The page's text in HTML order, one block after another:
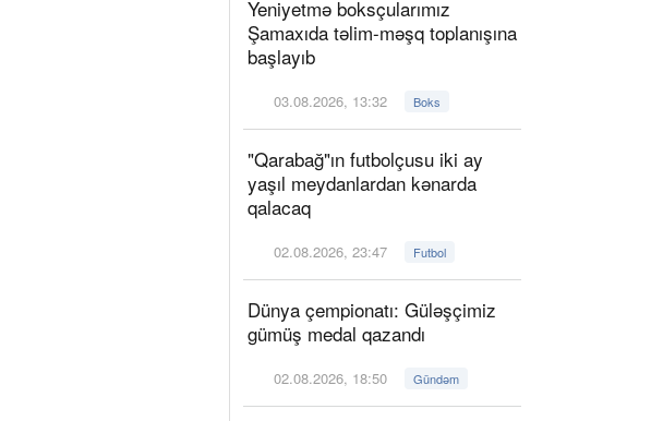
Yeniyetmə boksçularımız
Şamaxıda təlim-məşq toplanışına
başlayıb
03.08.2026, 13:32 Boks
"Qarabağ"ın futbolçusu iki ay
yaşıl meydanlardan kənarda
qalacaq
02.08.2026, 23:47 Futbol
Dünya çempionatı: Güləşçimiz
gümüş medal qazandı
02.08.2026, 18:50 Gündəm